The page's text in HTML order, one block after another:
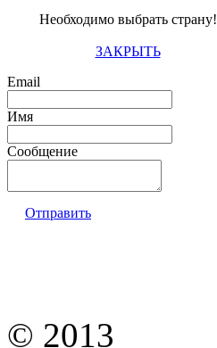
Необходимо выбрать страну!
ЗАКРЫТЬ
Email
Имя
Сообщение
Отправить
© 2013